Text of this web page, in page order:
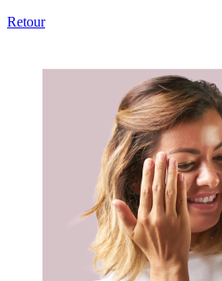
Retour